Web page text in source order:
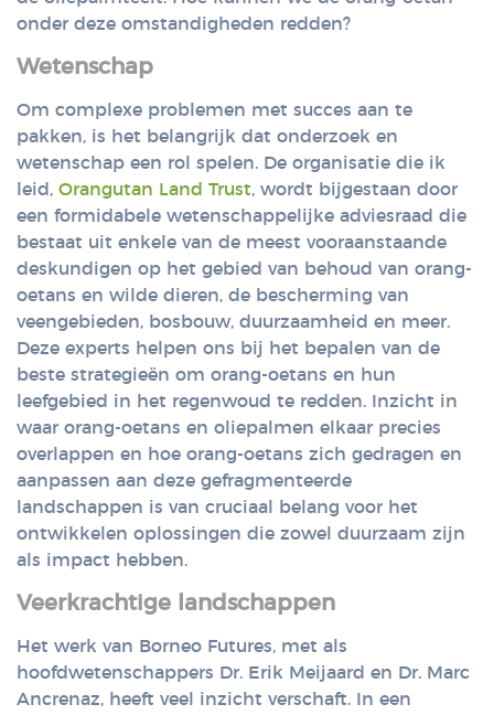
onder deze omstandigheden redden?
Wetenschap
Om complexe problemen met succes aan te
pakken, is het belangrijk dat onderzoek en
wetenschap een rol spelen. De organisatie die ik
leid, Orangutan Land Trust, wordt bijgestaan door
een formidabele wetenschappelijke adviesraad die
bestaat uit enkele van de meest vooraanstaande
deskundigen op het gebied van behoud van orang-
oetans en wilde dieren, de bescherming van
veengebieden, bosbouw, duurzaamheid en meer.
Deze experts helpen ons bij het bepalen van de
beste strategieën om orang-oetans en hun
leefgebied in het regenwoud te redden. Inzicht in
waar orang-oetans en oliepalmen elkaar precies
overlappen en hoe orang-oetans zich gedragen en
aanpassen aan deze gefragmenteerde
landschappen is van cruciaal belang voor het
ontwikkelen oplossingen die zowel duurzaam zijn
als impact hebben.
Veerkrachtige landschappen
Het werk van Borneo Futures, met als
hoofdwetenschappers Dr. Erik Meijaard en Dr. Marc
Ancrenaz, heeft veel inzicht verschaft. In een